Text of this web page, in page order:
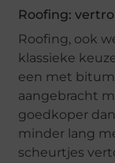
Roofing:
Roofing, ook
klassieke
een met
aangebracht
goedkoper
minder lang
scheurtjes